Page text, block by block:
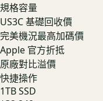
規格容量
US3C 基礎回收價
完美機況最高加碼價
Apple 官方折抵
原廠對比溢價
快捷操作
1TB SSD